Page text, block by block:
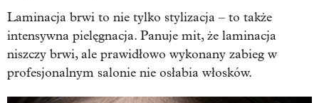
Laminacja brwi to nie tylko stylizacja – to także
intensywna pielęgnacja. Panuje mit, że laminacja
niszczy brwi, ale prawidłowo wykonany zabieg w
profesjonalnym salonie nie osłabia włosków.